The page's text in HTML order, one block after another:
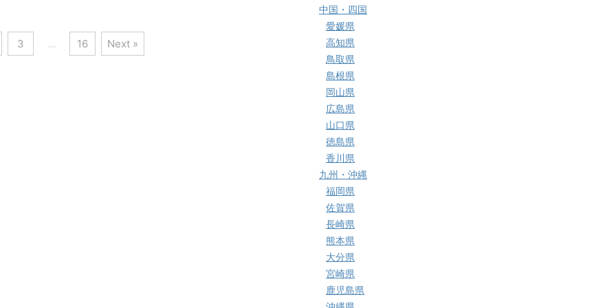
3 … 16 Next »
中国・四国
愛媛県
高知県
鳥取県
島根県
岡山県
広島県
山口県
徳島県
香川県
九州・沖縄
福岡県
佐賀県
長崎県
熊本県
大分県
宮崎県
鹿児島県